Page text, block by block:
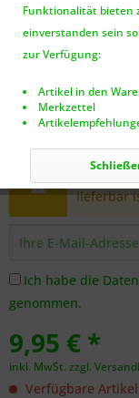
Dieser
lieferbar
Ich habe die
genommen.
9,95 € *
inkl. MwSt. zzgl.
Verfügbare
Funktionalität bieten
einverstanden sein
zur Verfügung:
Artikel in den
Merkzettel